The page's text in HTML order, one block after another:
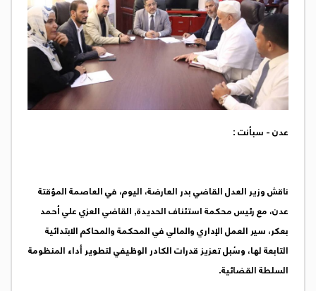
عدن - سبأنت :
ناقش وزير العدل القاضي بدر العارضة، اليوم، في العاصمة المؤقتة
عدن، مع رئيس محكمة استئناف الحديدة, القاضي العزي علي أحمد
بعكر، سير العمل الإداري والمالي في المحكمة والمحاكم الابتدائية
التابعة لها، وسُبل تعزيز قدرات الكادر الوظيفي لتطوير أداء المنظومة
السلطة القضائية.